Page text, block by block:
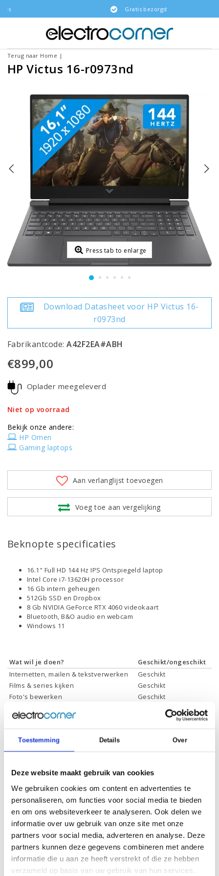
Toestemming Details Over
Deze website maakt gebruik van cookies
We gebruiken cookies om content en advertenties te
personaliseren, om functies voor social media te bieden
en om ons websiteverkeer te analyseren. Ook delen we
informatie over uw gebruik van onze site met onze
partners voor social media, adverteren en analyse. Deze
partners kunnen deze gegevens combineren met andere
informatie die u aan ze heeft verstrekt of die ze hebben
verzameld op basis van uw gebruik van hun services.
Gratis bezorgd
Terug naar Home |
HP Victus 16-r0973nd
Press tab to enlarge
Download Datasheet voor HP Victus 16-
r0973nd
Fabrikantcode:A42F2EA#ABH
€899,00
Oplader meegeleverd
Niet op voorraad
Bekijk onze andere:
HP Omen
Gaming laptops
Aan verlanglijst toevoegen
Voeg toe aan vergelijking
Beknopte specificaties
16.1" Full HD 144 Hz IPS Ontspiegeld laptop
Intel Core i7-13620H processor
16 Gb intern geheugen
512Gb SSD en Dropbox
8 Gb NVIDIA GeForce RTX 4060 videokaart
Bluetooth, B&O audio en webcam
Windows 11
Wat wil je doen?
Geschikt/ongeschikt
Internetten, mailen & tekstverwerken
Geschikt
Films & series kijken
Geschikt
Foto's bewerken
Geschikt
Gamen
Geschikt *
* Systeemvereisten zijn sterk afhankelijk van de games die u wilt spelen,
controleer dit eerst en bepaal daarop uw keuze.
Schermdiagonaal:
16.1 inch (40,9 cm)
Scherm resolutie:
1920 x 1080 (Full HD)
Touchscreen:
-
Scherm reflectie:
Ontspiegeld
Scherm omklapbaar:
-